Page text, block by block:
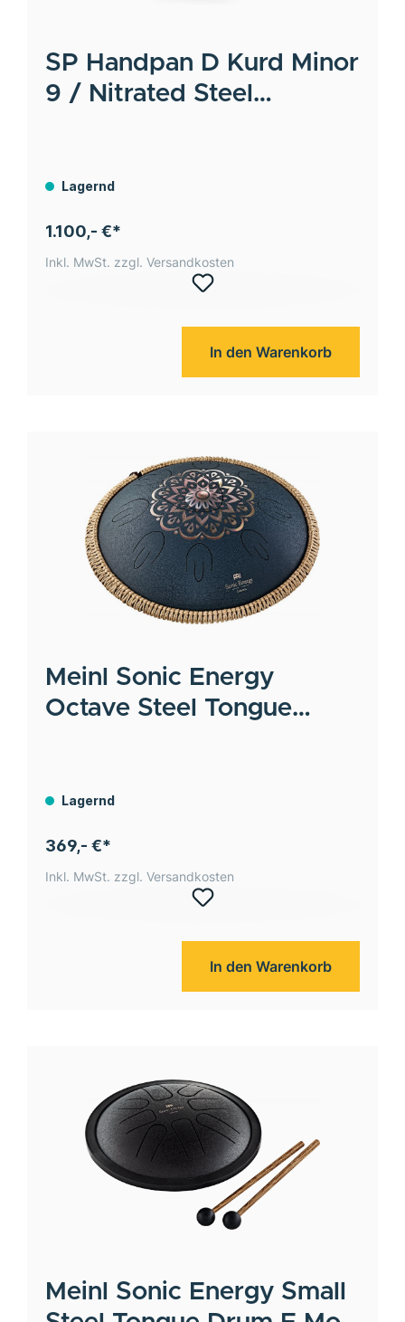
SP Handpan D Kurd Minor
9 / Nitrated Steel
Lagernd
1.100,- €*
Inkl. MwSt. zzgl. Versandkosten
In den Warenkorb
Meinl Sonic Energy
Octave Steel Tongue
D Amara, 9 Töne, 16" / 40
Lagernd
369,- €*
Inkl. MwSt. zzgl. Versandkosten
In den Warenkorb
Meinl Sonic Energy Small